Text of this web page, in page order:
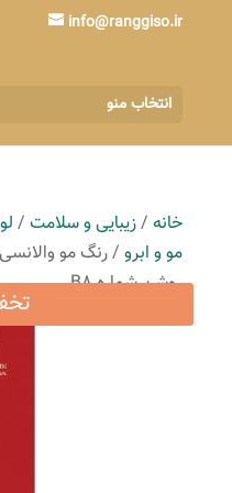
info@ranggiso.ir
انتخاب منو
خانه/زیبایی و سلامت/
مو و ابرو/ رنگ مو
روشن شماره B8